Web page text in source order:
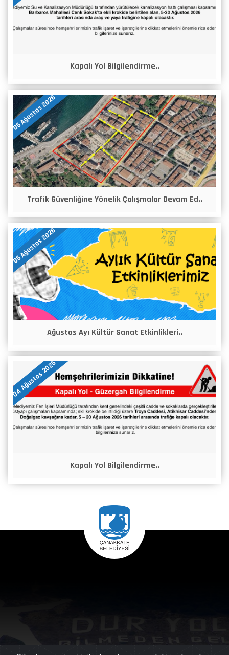
Kapalı Yol Bilgilendirme..
05 Ağustos 2026
Trafik Güvenliğine Yönelik Çalışmalar Devam Ed..
05 Ağustos 2026
Ağustos Ayı Kültür Sanat Etkinlikleri..
04 Ağustos 2026
Kapalı Yol Bilgilendirme..